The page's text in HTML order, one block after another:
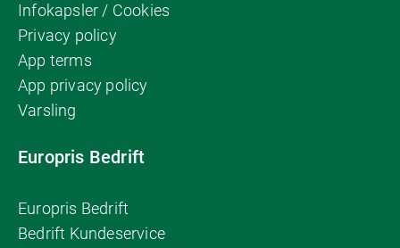
Infokapsler / Cookies
Privacy policy
App terms
App privacy policy
Varsling
Europris Bedrift
Europris Bedrift
Bedrift Kundeservice